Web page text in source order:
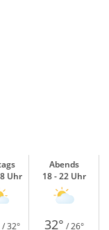
Uhr
Abends
18 - 22 Uhr
/ 32° 32° / 26°